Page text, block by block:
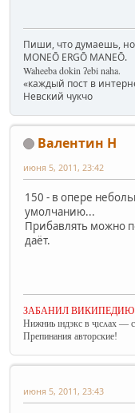
Пиши, что думаешь,
MONEŌ ERGŌ MANEŌ.
Waheeba dokin ʔebi naha.
«каждый пост в
Невский чукчо
Валентин Н
июня 5, 2011, 23:42
150 - в опере
умолчанию...
Прибавлять можно
даёт.
ЗАБАНИЛ ВИКИПЕДИЮ
Нижниь ıндэкс в ҷıсʌах —
Препинания авторские!
июня 5, 2011, 23:43